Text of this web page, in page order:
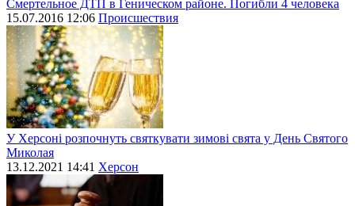
Смертельное ДТП в Геническом районе. Погибли 4 человека
15.07.2016 12:06 Происшествия
У Херсоні розпочнуть святкувати зимові свята у День Святого
Миколая
13.12.2021 14:41 Херсон